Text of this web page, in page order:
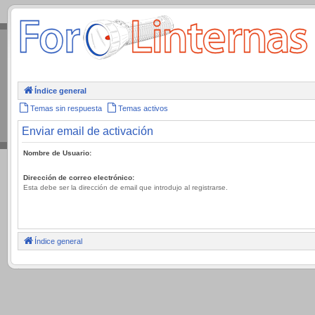
.
Índice general
Temas sin respuesta Temas activos
Enviar email de activación
Nombre de Usuario:
Dirección de correo electrónico:
Esta debe ser la dirección de email que introdujo al registrarse.
Índice general
.